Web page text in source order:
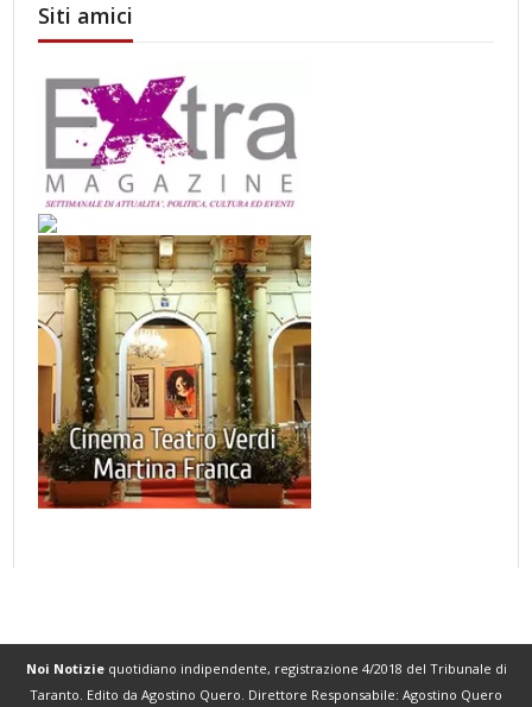
Siti amici
Noi Notiziequotidiano indipendente, registrazione 4/2018 del Tribunale di
Taranto. Edito da Agostino Quero. Direttore Responsabile: Agostino Quero